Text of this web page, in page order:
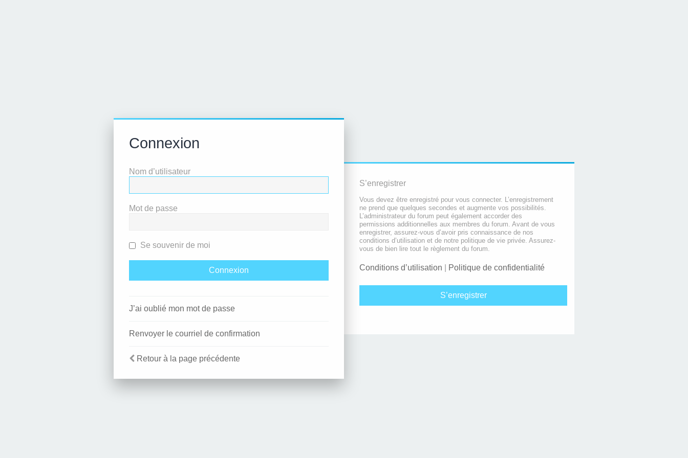
Connexion
Nom d’utilisateur
Mot de passe
Se souvenir de moi
J’ai oublié mon mot de passe
Renvoyer le courriel de confirmation
Retour à la page précédente
S’enregistrer
Vous devez être enregistré pour vous connecter. L’enregistrement
ne prend que quelques secondes et augmente vos possibilités.
L’administrateur du forum peut également accorder des
permissions additionnelles aux membres du forum. Avant de vous
enregistrer, assurez-vous d’avoir pris connaissance de nos
conditions d’utilisation et de notre politique de vie privée. Assurez-
vous de bien lire tout le règlement du forum.
Conditions d’utilisation Politique de confidentialité
S’enregistrer